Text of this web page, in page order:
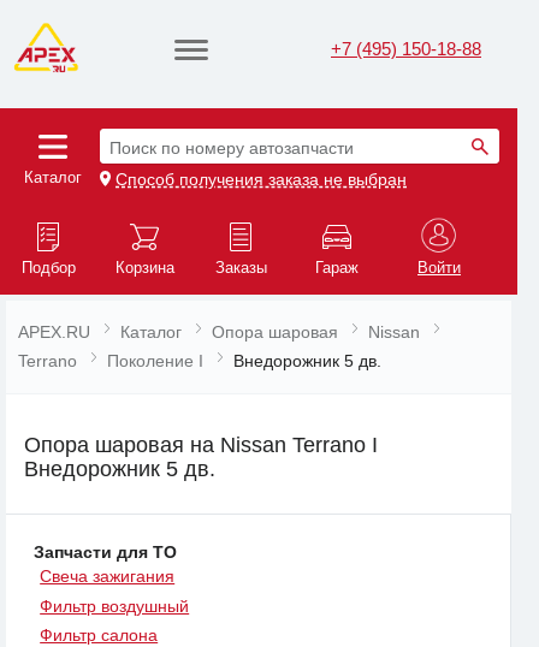
+7 (495) 150-18-88
Каталог
Поиск по номеру автозапчасти
Способ получения заказа не выбран
Подбор Корзина Заказы Гараж Войти
APEX.RU Каталог Опора шаровая
Nissan
Terrano
Поколение I Внедорожник 5 дв.
Опора шаровая на Nissan Terrano I
Внедорожник 5 дв.
Запчасти для ТО
Свеча зажигания
Фильтр воздушный
Фильтр салона